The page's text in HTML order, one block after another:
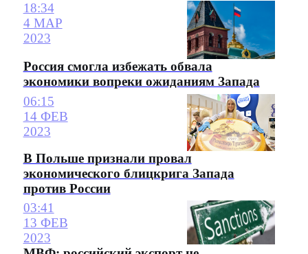
18:34
4 МАР
2023
Россия смогла избежать обвала
экономики вопреки ожиданиям Запада
06:15
14 ФЕВ
2023
В Польше признали провал
экономического блицкрига Запада
против России
03:41
13 ФЕВ
2023